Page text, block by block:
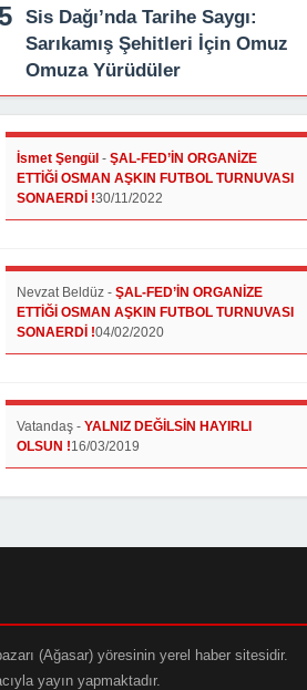
Sis Dağı’nda Tarihe Saygı:
Sarıkamış Şehitleri İçin Omuz
Omuza Yürüdüler
İsmet Şengül - ŞAL-FED’İN ORGANİZE
ETTİĞİ OSMAN AŞKIN FUTBOL TURNUVASI
SONAERDİ !30/11/2022
Nevzat Beldüz - ŞAL-FED’İN ORGANİZE
ETTİĞİ OSMAN AŞKIN FUTBOL TURNUVASI
SONAERDİ !04/02/2020
Vatandaş - YALNIZ DEĞİLSİN HAYIRLI
OLSUN !16/03/2019
(Ağasar) yöresinin yerel haber sitesidir.
yayın yapmaktadır.